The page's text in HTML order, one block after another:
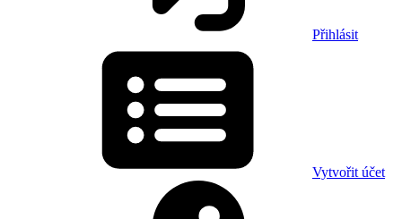
Přihlásit
Vytvořit účet